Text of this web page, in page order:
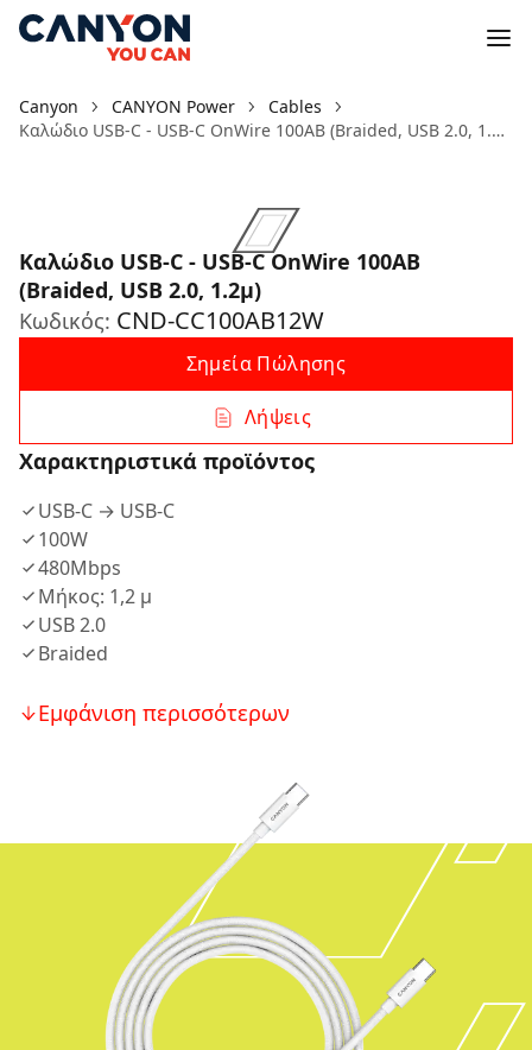
Canyon CANYON Power
Cables
Καλώδιο USB-C - USB-C OnWire 100AB (Braided, USB 2.0, 1.2μ)
Καλώδιο USB-C - USB-C OnWire 100AB
(Braided, USB 2.0, 1.2μ)
Κωδικός: CND-CC100AB12W
Σημεία Πώλησης
Λήψεις
Χαρακτηριστικά προϊόντος
USB-C → USB-C
100W
480Mbps
Μήκος: 1,2 μ
USB 2.0
Braided
Εμφάνιση περισσότερων